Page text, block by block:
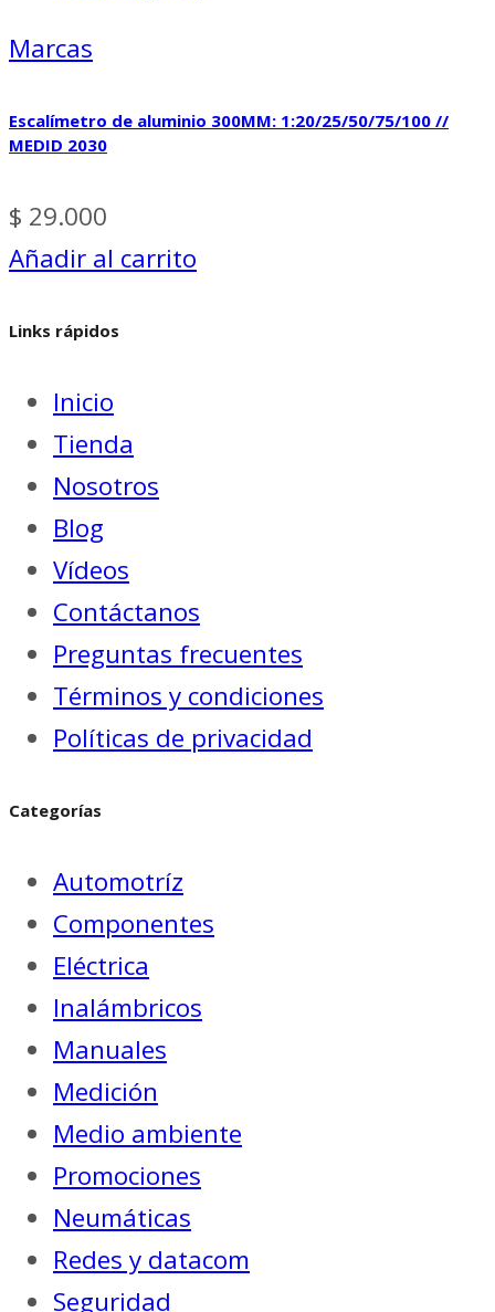
Marcas
Escalímetro de aluminio 300MM: 1:20/25/50/75/100 //
MEDID 2030
$ 29.000
Añadir al carrito
Links rápidos
Inicio
Tienda
Nosotros
Blog
Vídeos
Contáctanos
Preguntas frecuentes
Términos y condiciones
Políticas de privacidad
Categorías
Automotríz
Componentes
Eléctrica
Inalámbricos
Manuales
Medición
Medio ambiente
Promociones
Neumáticas
Redes y datacom
Seguridad